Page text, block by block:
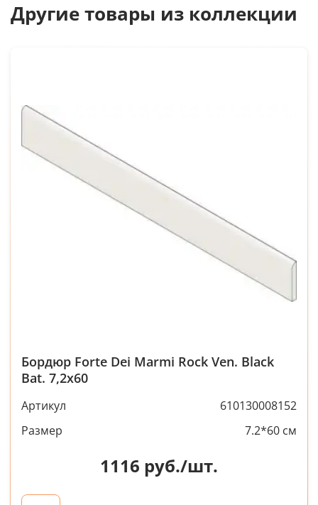
Другие товары из коллекции
Бордюр Forte Dei Marmi Rock Ven. Black
Bat. 7,2x60
Артикул
610130008152
Размер
7.2*60 см
1116 руб./шт.